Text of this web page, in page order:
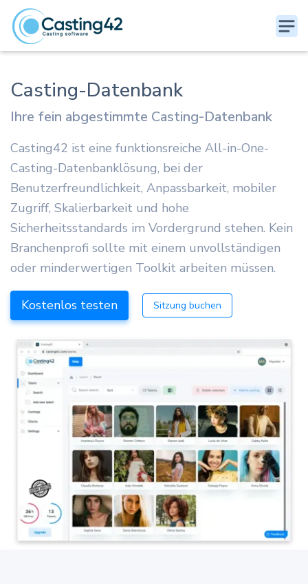
Casting-Datenbank
Ihre fein abgestimmte Casting-Datenbank
Casting42 ist eine funktionsreiche All-in-One-
Casting-Datenbanklösung, bei der
Benutzerfreundlichkeit, Anpassbarkeit, mobiler
Zugriff, Skalierbarkeit und hohe
Sicherheitsstandards im Vordergrund stehen. Kein
Branchenprofi sollte mit einem unvollständigen
oder minderwertigen Toolkit arbeiten müssen.
Kostenlos testen Sitzung buchen